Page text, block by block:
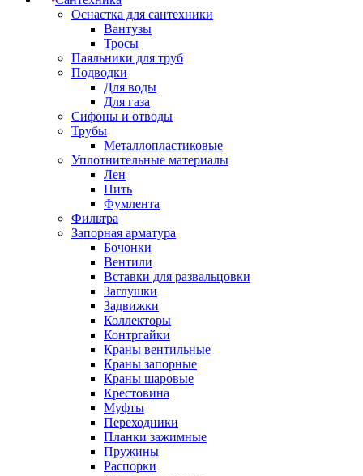
Оснастка для сантехники
Вантузы
Тросы
Паяльники для труб
Подводки
Для воды
Для газа
Сифоны и отводы
Трубы
Металлопластиковые
Уплотнительные материалы
Лен
Нить
Фумлента
Фильтра
Запорная арматура
Бочонки
Вентили
Вставки для развальцовки
Заглушки
Задвижки
Коллекторы
Контргайки
Краны вентильные
Краны запорные
Краны шаровые
Крестовина
Муфты
Переходники
Планки зажимные
Пружины
Распорки